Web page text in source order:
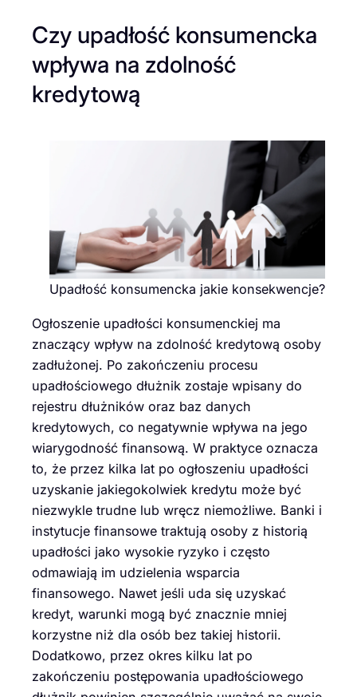
Czy upadłość konsumencka
wpływa na zdolność
kredytową
Upadłość konsumencka jakie konsekwencje?
Ogłoszenie upadłości konsumenckiej ma
znaczący wpływ na zdolność kredytową osoby
zadłużonej. Po zakończeniu procesu
upadłościowego dłużnik zostaje wpisany do
rejestru dłużników oraz baz danych
kredytowych, co negatywnie wpływa na jego
wiarygodność finansową. W praktyce oznacza
to, że przez kilka lat po ogłoszeniu upadłości
uzyskanie jakiegokolwiek kredytu może być
niezwykle trudne lub wręcz niemożliwe. Banki i
instytucje finansowe traktują osoby z historią
upadłości jako wysokie ryzyko i często
odmawiają im udzielenia wsparcia
finansowego. Nawet jeśli uda się uzyskać
kredyt, warunki mogą być znacznie mniej
korzystne niż dla osób bez takiej historii.
Dodatkowo, przez okres kilku lat po
zakończeniu postępowania upadłościowego